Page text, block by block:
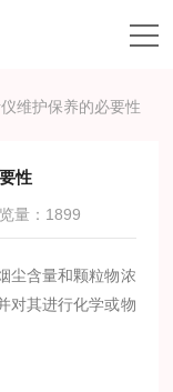
维护保养的必要性
性
量：1899
尘含量和颗粒物浓
对其进行化学或物